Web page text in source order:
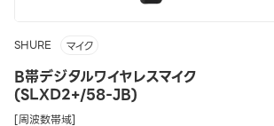
SHURE マイク
B帯デジタルワイヤレスマイク
(SLXD2+/58-JB)
[周波数帯域]